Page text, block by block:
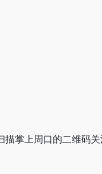
掌上周口的二维码关